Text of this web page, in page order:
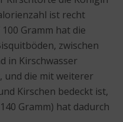
ist recht
Gramm hat die
zwischen
in Kirschwasser
und die mit weiterer
Kirschen bedeckt ist,
Gramm) hat dadurch